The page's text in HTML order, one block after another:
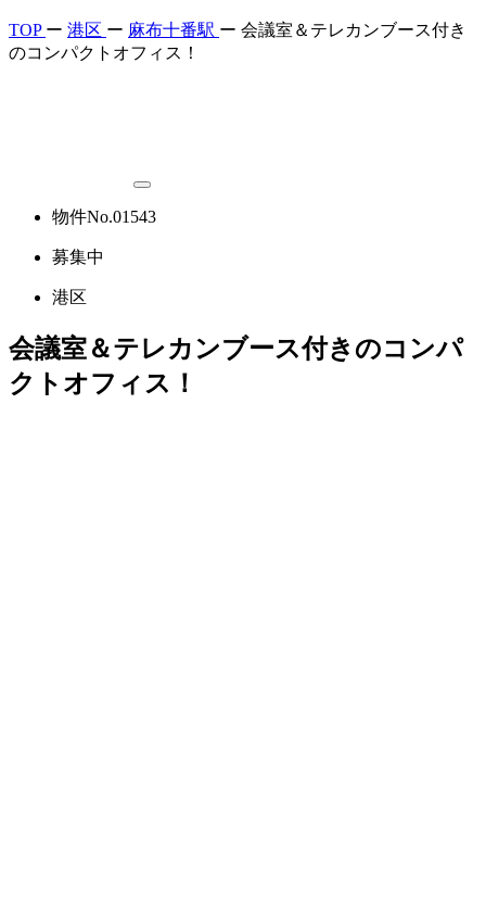
TOP ー 港区 ー 麻布十番駅 ー 会議室＆テレカンブース付き
のコンパクトオフィス！
物件No.01543
募集中
港区
会議室＆テレカンブース付きのコンパ
クトオフィス！